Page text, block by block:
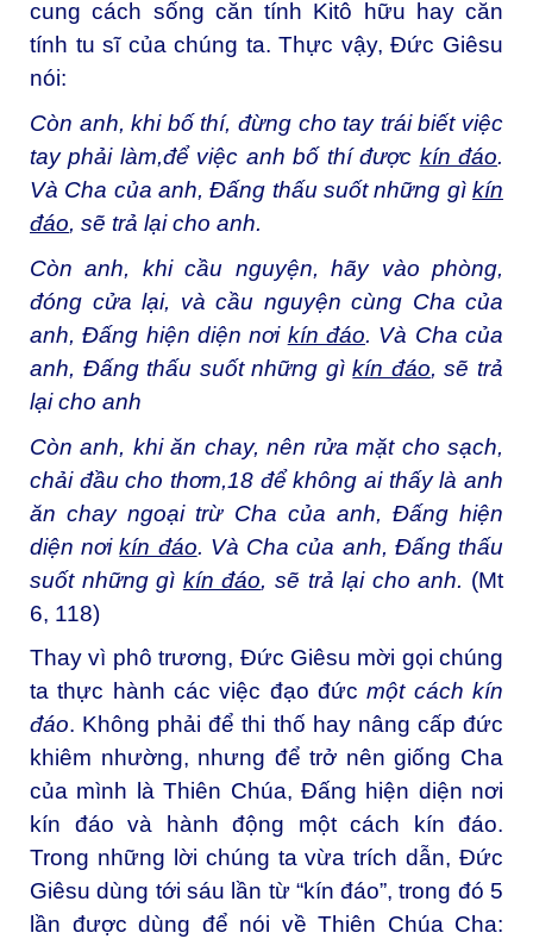
cung cách sống căn tính Kitô hữu hay căn
tính tu sĩ của chúng ta. Thực vậy, Đức Giêsu
nói:
Còn anh, khi bố thí, đừng cho tay trái biết việc
tay phải làm,để việc anh bố thí được kín đáo.
Và Cha của anh, Đấng thấu suốt những gì kín
đáo, sẽ trả lại cho anh.
Còn anh, khi cầu nguyện, hãy vào phòng,
đóng cửa lại, và cầu nguyện cùng Cha của
anh, Đấng hiện diện nơi kín đáo. Và Cha của
anh, Đấng thấu suốt những gìkín đáo, sẽ trả
lại cho anh
Còn anh, khi ăn chay, nên rửa mặt cho sạch,
chải đầu cho thơm,18 để không ai thấy là anh
ăn chay ngoại trừ Cha của anh, Đấng hiện
diện nơikín đáo. Và Cha của anh, Đấng thấu
suốt những gì kín đáo, sẽ trả lại cho anh. (Mt
6, 118)
Thay vì phô trương, Đức Giêsu mời gọi chúng
ta thực hành các việc đạo đứcmột cách kín
đáo. Không phải để thi thố hay nâng cấp đức
khiêm nhường, nhưng để trở nên giống Cha
của mình là Thiên Chúa, Đấng hiện diện nơi
kín đáo và hành động một cách kín đáo.
Trong những lời chúng ta vừa trích dẫn, Đức
Giêsu dùng tới sáu lần từ “kín đáo”, trong đó 5
lần được dùng để nói về Thiên Chúa Cha: